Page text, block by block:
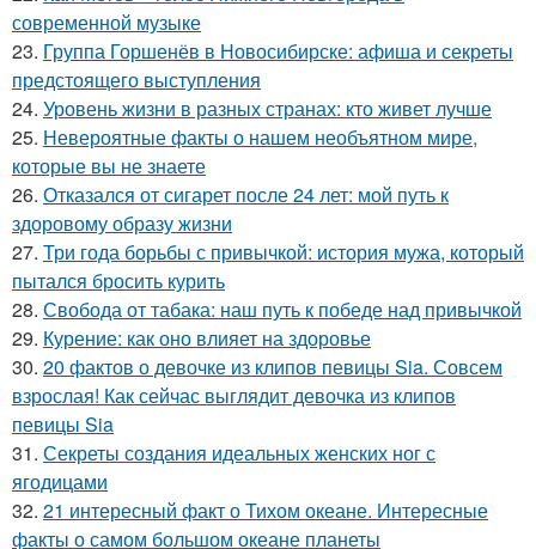
современной музыке
23. Группа Горшенёв в Новосибирске: афиша и секреты
предстоящего выступления
24. Уровень жизни в разных странах: кто живет лучше
25. Невероятные факты о нашем необъятном мире,
которые вы не знаете
26. Отказался от сигарет после 24 лет: мой путь к
здоровому образу жизни
27. Три года борьбы с привычкой: история мужа, который
пытался бросить курить
28. Свобода от табака: наш путь к победе над привычкой
29. Курение: как оно влияет на здоровье
30. 20 фактов о девочке из клипов певицы Sia. Совсем
взрослая! Как сейчас выглядит девочка из клипов
певицы Sia
31. Секреты создания идеальных женских ног с
ягодицами
32. 21 интересный факт о Тихом океане. Интересные
факты о самом большом океане планеты